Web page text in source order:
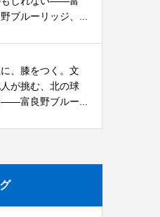
ブルーリッジ、...
、膝をつく。文
が挑む、北の球
富良野ブルー...